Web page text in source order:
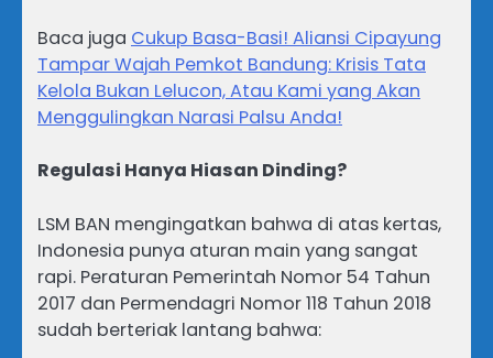
Baca juga Cukup Basa-Basi! Aliansi Cipayung
Tampar Wajah Pemkot Bandung: Krisis Tata
Kelola Bukan Lelucon, Atau Kami yang Akan
Menggulingkan Narasi Palsu Anda!
Regulasi Hanya Hiasan Dinding?
LSM BAN mengingatkan bahwa di atas kertas,
Indonesia punya aturan main yang sangat
rapi. Peraturan Pemerintah Nomor 54 Tahun
2017 dan Permendagri Nomor 118 Tahun 2018
sudah berteriak lantang bahwa: